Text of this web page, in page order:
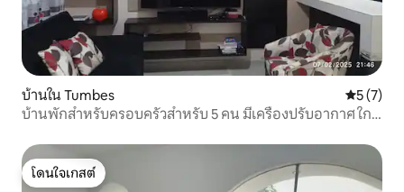
บ้านใน Tumbes คะแนนเฉ
5 (7)
บ้านพักสำหรับครอบครัวสำหรับ 5 คน มีเครื่องปรับอากาศ ใกล้
โดนใจเกสต์
โดนใจเกสต์